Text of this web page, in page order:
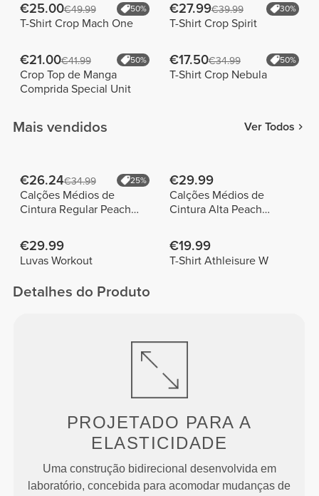
€25.00€49.99 50%
T-Shirt Crop Mach One
€27.99€39.99 30%
T-Shirt Crop Spirit
€21.00€41.99 50%
Crop Top de Manga
Comprida Special Unit
€17.50€34.99 50%
T-Shirt Crop Nebula
Mais vendidos Ver Todos
€26.24€34.99 25%
Calções Médios de
Cintura Regular Peach
€29.99
Calções Médios de
Cintura Alta Peach
€29.99
Luvas Workout
€19.99
T-Shirt Athleisure W
Detalhes do Produto
PROJETADO PARA A
ELASTICIDADE
Uma construção bidirecional desenvolvida em
laboratório, concebida para acomodar mudanças de